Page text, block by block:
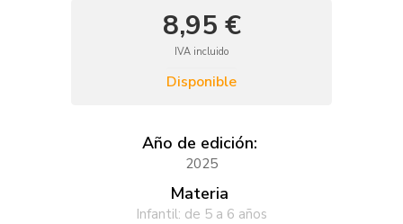
8,95 €
IVA incluido
Disponible
Año de edición:
2025
Materia
Infantil: de 5 a 6 años